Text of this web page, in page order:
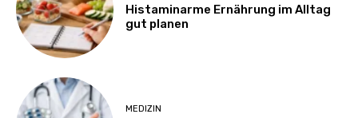
Histaminarme Ernährung im Alltag
gut planen
MEDIZIN